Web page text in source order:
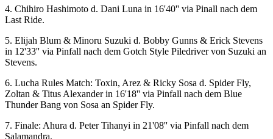
4. Chihiro Hashimoto d. Dani Luna in 16'40'' via Pinall nach dem
Last Ride.
5. Elijah Blum & Minoru Suzuki d. Bobby Gunns & Erick Stevens
in 12'33'' via Pinfall nach dem Gotch Style Piledriver von Suzuki an
Stevens.
6. Lucha Rules Match: Toxin, Arez & Ricky Sosa d. Spider Fly,
Zoltan & Titus Alexander in 16'18'' via Pinfall nach dem Blue
Thunder Bang von Sosa an Spider Fly.
7. Finale: Ahura d. Peter Tihanyi in 21'08'' via Pinfall nach dem
Salamandra.